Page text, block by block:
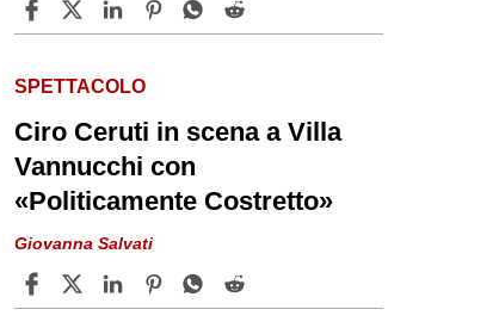
SPETTACOLO
Ciro Ceruti in scena a Villa
Vannucchi con
«Politicamente Costretto»
Giovanna Salvati